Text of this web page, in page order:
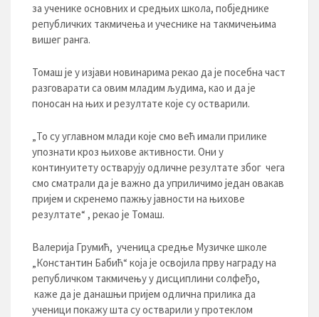
за ученике основних и средњих школа, побједнике
републичких такмичења и учеснике на такмичењима
вишег ранга.
Томаш је у изјави новинарима рекао да је посебна част
разговарати са овим младим људима, као и да је
поносан на њих и резултате које су остварили.
„То су углавном млади које смо већ имали прилике
упознати кроз њихове активности. Они у
континуитету остварују одличне резултате због чега
смо сматрали да је важно да уприличимо један овакав
пријем и скренемо пажњу јавности на њихове
резултате“ , рекао је Томаш.
Валерија Грумић, ученица средње Музичке школе
„Константин Бабић“ која је освојила прву награду на
републичком такмичењу у дисциплини солфеђо,
каже да је данашњи пријем одлична прилика да
ученици покажу шта су остварили у протеклом